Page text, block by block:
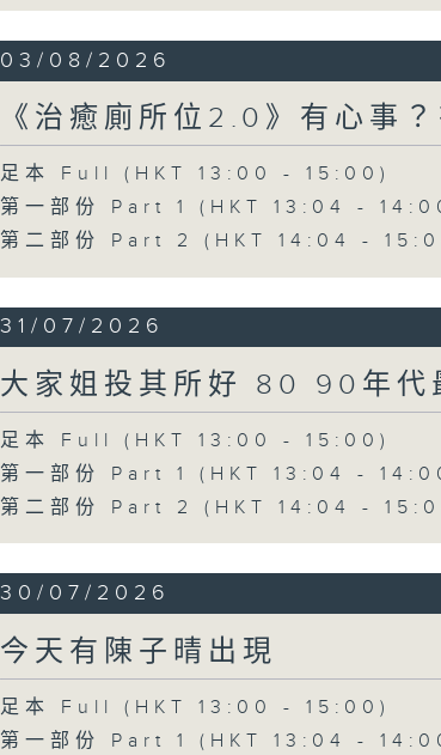
03/08/2026
《治癒廁所位2.0》有心事
足本 Full (HKT 13:00 - 15:00)
第一部份 Part 1 (HKT 13:04 -
第二部份 Part 2 (HKT 14:04 -
31/07/2026
大家姐投其所好 80 90年代
足本 Full (HKT 13:00 - 15:00)
第一部份 Part 1 (HKT 13:04 -
第二部份 Part 2 (HKT 14:04 -
30/07/2026
今天有陳子晴出現
足本 Full (HKT 13:00 - 15:00)
第一部份 Part 1 (HKT 13:04 -